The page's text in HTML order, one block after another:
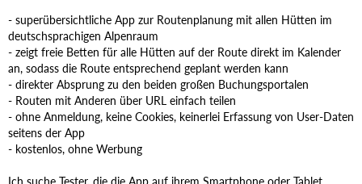
- superübersichtliche App zur Routenplanung mit allen Hütten im
deutschsprachigen Alpenraum
- zeigt freie Betten für alle Hütten auf der Route direkt im Kalender
an, sodass die Route entsprechend geplant werden kann
- direkter Absprung zu den beiden großen Buchungsportalen
- Routen mit Anderen über URL einfach teilen
- ohne Anmeldung, keine Cookies, keinerlei Erfassung von User-Daten
seitens der App
- kostenlos, ohne Werbung
Ich suche Tester, die die App auf ihrem Smartphone oder Tablet